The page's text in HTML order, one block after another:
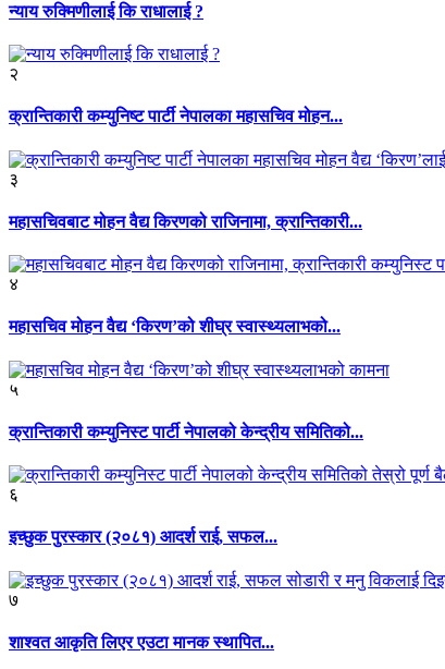
न्याय रुक्मिणीलाई कि राधालाई ?
२
क्रान्तिकारी कम्युनिष्ट पार्टी नेपालका महासचिव मोहन...
३
महासचिवबाट मोहन वैद्य किरणको राजिनामा, क्रान्तिकारी...
४
महासचिव मोहन वैद्य ‘किरण’को शीघ्र स्वास्थ्यलाभको...
५
क्रान्तिकारी कम्युनिस्ट पार्टी नेपालको केन्द्रीय समितिको...
६
इच्छुक पुरस्कार (२०८१) आदर्श राई, सफल...
७
शाश्वत आकृति लिएर एउटा मानक स्थापित...